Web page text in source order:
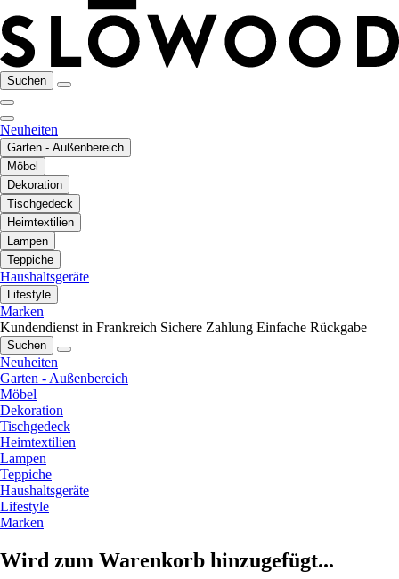
Suchen
Neuheiten
Garten - Außenbereich
Möbel
Dekoration
Tischgedeck
Heimtextilien
Lampen
Teppiche
Haushaltsgeräte
Lifestyle
Marken
Kundendienst in Frankreich Sichere Zahlung Einfache Rückgabe
Suchen
Neuheiten
Garten - Außenbereich
Möbel
Dekoration
Tischgedeck
Heimtextilien
Lampen
Teppiche
Haushaltsgeräte
Lifestyle
Marken
Wird zum Warenkorb hinzugefügt...